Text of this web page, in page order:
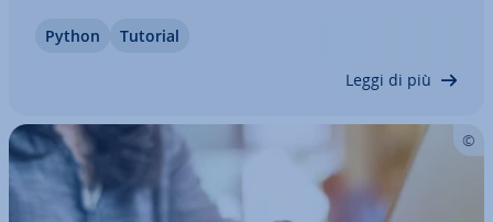
zio­na­li­tà e ridurre il rischio di effetti col­la­te­ra­li. Nel
Python Tutorial
Leggi di più